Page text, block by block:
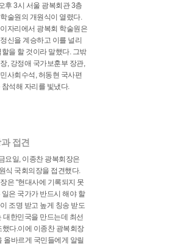
후 3시 서울 광복회관 3층
술원의 개원식이 열렸다.
자리에서 광복회 학술원은
신을 계승하고 이를 널리
을 할 것이라 말했다. 그밖
, 강정애 국가보훈부 장관,
사회수석, 허동현 국사편
석해 자리를 빛냈다.
접견
요일, 이종찬 광복회장은
식 국회의장을 접견했다.
은 “현대사에 기록되지 못
은 국가가 반드시 해야 할
조명 받고 높게 칭송 받도
대한민국을 만드는데 최선
했다.이에 이종찬 광복회장
올바르게 국민들에게 알릴